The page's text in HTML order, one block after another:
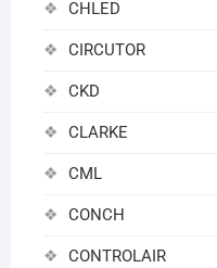
CHLED
CIRCUTOR
CKD
CLARKE
CML
CONCH
CONTROLAIR